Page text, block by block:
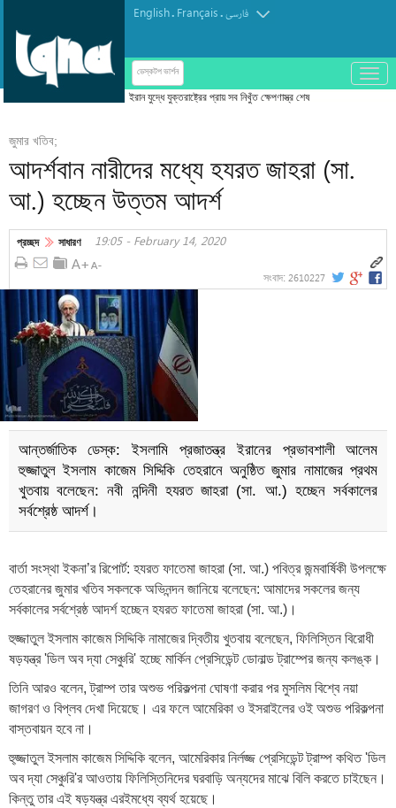
English. Français.فارسی
ডেস্কটপ ভার্শন
باز
و
ইরান যুদ্ধে যুক্তরাষ্ট্রের প্রায় সব নিখুঁত ক্ষেপণাস্ত্র শেষ
জুমার খতিব;
আদর্শবান নারীদের মধ্যে হযরত জাহরা (সা.
আ.) হচ্ছেন উত্তম আদর্শ
প্রচ্ছদ সাধারণ 19:05 - February 14, 2020
সংবাদ: 2610227
আন্তর্জাতিক ডেস্ক: ইসলামি প্রজাতন্ত্র ইরানের প্রভাবশালী আলেম
হুজ্জাতুল ইসলাম কাজেম সিদ্দিকি তেহরানে অনুষ্ঠিত জুমার নামাজের প্রথম
খুতবায় বলেছেন: নবী নন্দিনী হযরত জাহরা (সা. আ.) হচ্ছেন সর্বকালের
সর্বশ্রেষ্ঠ আদর্শ।
বার্তা সংস্থা ইকনা’র রিপোর্ট: হযরত ফাতেমা জাহরা (সা. আ.) পবিত্র জন্মবার্ষিকী উপলক্ষে
তেহরানের জুমার খতিব সকলকে অভিনন্দন জানিয়ে বলেছেন: আমাদের সকলের জন্য
সর্বকালের সর্বশ্রেষ্ঠ আদর্শ হচ্ছেন হযরত ফাতেমা জাহরা (সা. আ.)।
হুজ্জাতুল ইসলাম কাজেম সিদ্দিকি নামাজের দ্বিতীয় খুতবায় বলেছেন, ফিলিস্তিন বিরোধী
ষড়যন্ত্র 'ডিল অব দ্যা সেঞ্চুরি' হচ্ছে মার্কিন প্রেসিডেন্ট ডোনাল্ড ট্রাম্পের জন্য কলঙ্ক।
তিনি আরও বলেন, ট্রাম্প তার অশুভ পরিকল্পনা ঘোষণা করার পর মুসলিম বিশ্বে নয়া
জাগরণ ও বিপ্লব দেখা দিয়েছে। এর ফলে আমেরিকা ও ইসরাইলের ওই অশুভ পরিকল্পনা
বাস্তবায়ন হবে না।
হু্জ্জাতুল ইসলাম কাজেম সিদ্দিকি বলেন, আমেরিকার নির্লজ্জ প্রেসিডেন্ট ট্রাম্প কথিত 'ডিল
অব দ্যা সেঞ্চুরি'র আওতায় ফিলিস্তিনিদের ঘরবাড়ি অন্যদের মাঝে বিলি করতে চাইছেন।
কিন্তু তার এই ষড়যন্ত্র এরইমধ্যে ব্যর্থ হয়েছে।